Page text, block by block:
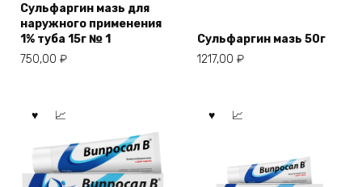
Сульфаргин мазь для
наружного применения
1% туба 15г № 1
750,00 ₽
Сульфаргин мазь 50г
1217,00 ₽